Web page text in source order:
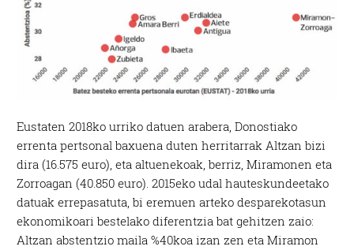
Eustaten 2018ko urriko datuen arabera, Donostiako
errenta pertsonal baxuena duten herritarrak Altzan bizi
dira (16.575 euro), eta altuenekoak, berriz, Miramonen eta
Zorroagan (40.850 euro). 2015eko udal hauteskundeetako
datuak errepasatuta, bi eremuen arteko desparekotasun
ekonomikoari bestelako diferentzia bat gehitzen zaio:
Altzan abstentzio maila %40koa izan zen eta Miramon